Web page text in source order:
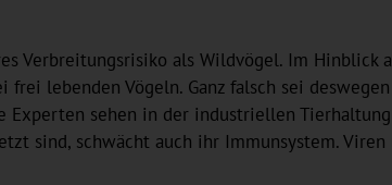
Verbreitungsrisiko als Wildvögel. Im Hinblick
lebenden Vögeln. Ganz falsch sei
sehen in der industriellen
sind, schwächt auch ihr Immunsystem.